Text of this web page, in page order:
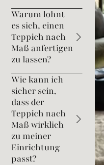
Warum lohnt
es sich, einen
Teppich nach
Maß anfertigen
zu lassen?
Wie kann ich
sicher sein,
dass der
Teppich nach
Maß wirklich
zu meiner
Einrichtung
passt?